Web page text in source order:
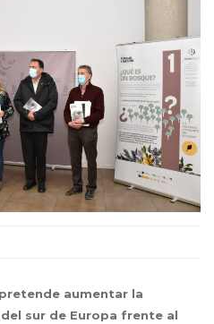
aumentar la
sur de Europa frente al